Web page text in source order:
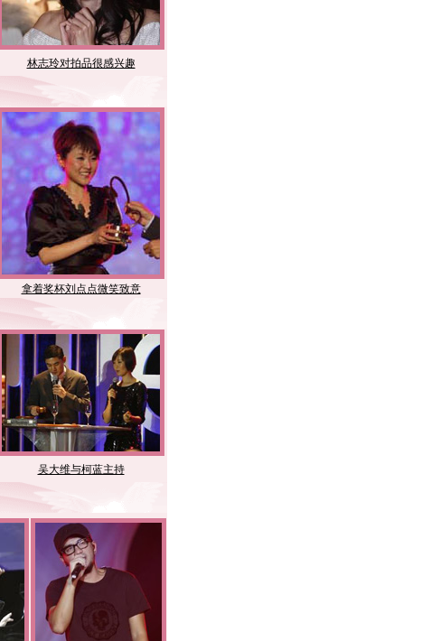
张震岳到场助阵
蒋怡性感尧然
黄秋生夫妇亮相
安以轩与王中磊
林志玲对拍品很感兴趣
拿着奖杯刘点点微笑致意
吴大维与柯蓝主持